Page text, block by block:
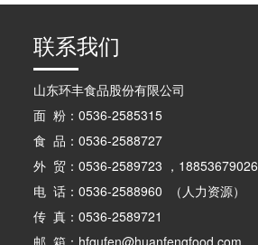
联系我们
山东环丰食品股份有限公司
面 粉：0536-2585315
食 品：0536-2588727
外 贸：0536-2589723 ，18853679026
电 话：0536-2588960 （人力资源）
传 真：0536-2589721
邮 箱：hfgufen@huanfengfood.com